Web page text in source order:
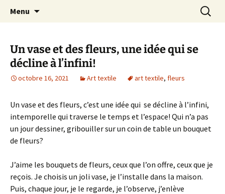
filsetcrayons
Le blog de Sophie A
Menu
Un vase et des fleurs, une idée qui se
décline à l’infini!
octobre 16, 2021 Art textile art textile, fleurs
Un vase et des fleurs, c’est une idée qui se décline à l’infini,
intemporelle qui traverse le temps et l’espace! Qui n’a pas
un jour dessiner, gribouiller sur un coin de table un bouquet
de fleurs?
J’aime les bouquets de fleurs, ceux que l’on offre, ceux que je
reçois. Je choisis un joli vase, je l’installe dans la maison.
Puis, chaque jour, je le regarde, je l’observe, j’enlève